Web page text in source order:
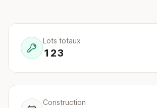
Lots totaux
123
Construction